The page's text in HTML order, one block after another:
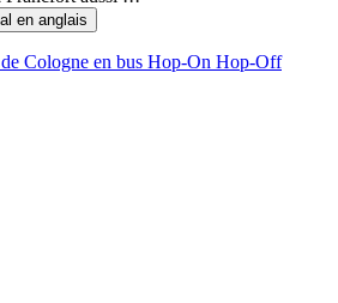
en anglais
Cologne en bus Hop-On Hop-Off